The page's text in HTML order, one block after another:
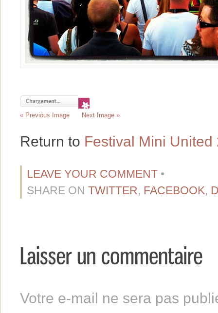
« Previous Image Next Image »
Return to Festival Mini
LEAVE YOUR COMMENT •
SHARE ON TWITTER, FACEBOOK,
Votre e-mail ne sera pas